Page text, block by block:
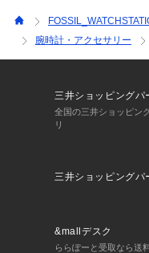
腕時計・アクセサリー
三井ショッピングパ
全国の三井ショッピン
リ
三井ショッピングパ
&mallデスク
ららぽーと受取なら送